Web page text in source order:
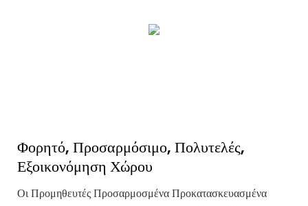
Φορητό, Προσαρμόσιμο, Πολυτελές,
Εξοικονόμηση Χώρου
Οι Προμηθευτές Προσαρμοσμένα Προκατασκευασμένα